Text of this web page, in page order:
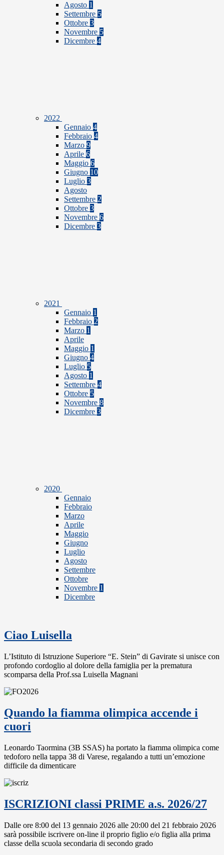
Agosto 1
Settembre 5
Ottobre 3
Novembre 5
Dicembre 4
2022
Gennaio 4
Febbraio 4
Marzo 9
Aprile 6
Maggio 6
Giugno 10
Luglio 3
Agosto
Settembre 2
Ottobre 3
Novembre 6
Dicembre 3
2021
Gennaio 1
Febbraio 2
Marzo 1
Aprile
Maggio 1
Giugno 4
Luglio 5
Agosto 1
Settembre 4
Ottobre 5
Novembre 8
Dicembre 3
2020
Gennaio
Febbraio
Marzo
Aprile
Maggio
Giugno
Luglio
Agosto
Settembre
Ottobre
Novembre 1
Dicembre
Ciao Luisella
L’Istituto di Istruzione Superiore “E. Stein” di Gavirate si unisce con
profondo cordoglio al dolore della famiglia per la prematura
scomparsa della Prof.ssa Luisella Magnani
Quando la fiamma olimpica accende i
cuori
Leonardo Taormina (3B SSAS) ha portato la fiamma olimpica come
tedoforo nella tappa 38 di Varese, regalando a tutti un’emozione
difficile da dimenticare
ISCRIZIONI classi PRIME a.s. 2026/27
Dalle ore 8:00 del 13 gennaio 2026 alle 20:00 del 21 febbraio 2026
sarà possibile iscrivere on-line il proprio figlio e/o figlia alla prima
classe della scuola secondaria di secondo grado